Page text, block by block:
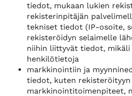
tiedot, mukaan lukien
rekisterinpitäjän
tekniset tiedot (IP-osoite,
rekisteröidyn selaimelle
niihin liittyvät tiedot, mikäli
henkilötietoja
markkinointiin ja
tiedot, kuten
markkinointitoimenpiteet,